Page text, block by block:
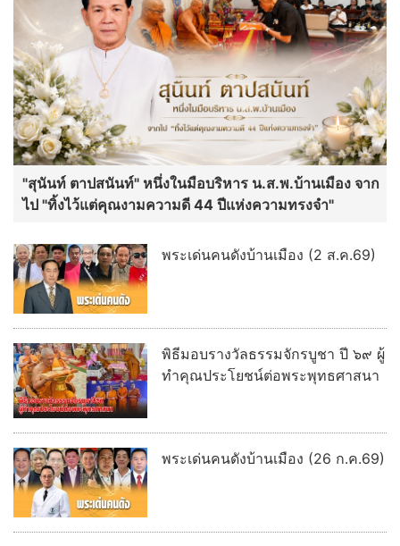
"สุนันท์ ตาปสนันท์" หนึ่งในมือบริหาร น.ส.พ.บ้านเมือง จาก
ไป "ทิ้งไว้แต่คุณงามความดี 44 ปีแห่งความทรงจำ"
พระเด่นคนดังบ้านเมือง (2 ส.ค.69)
พิธีมอบรางวัลธรรมจักรบูชา ปี ๖๙ ผู้
ทำคุณประโยชน์ต่อพระพุทธศาสนา
พระเด่นคนดังบ้านเมือง (26 ก.ค.69)